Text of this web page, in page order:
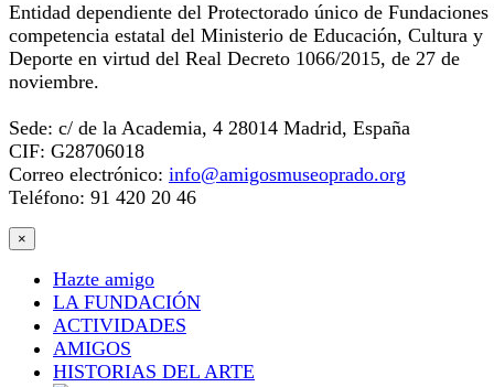
Entidad dependiente del Protectorado único de Fundaciones
competencia estatal del Ministerio de Educación, Cultura y
Deporte en virtud del Real Decreto 1066/2015, de 27 de
noviembre.
Sede: c/ de la Academia, 4 28014 Madrid, España
CIF: G28706018
Correo electrónico: info@amigosmuseoprado.org
Teléfono: 91 420 20 46
×
Hazte amigo
LA FUNDACIÓN
ACTIVIDADES
AMIGOS
HISTORIAS DEL ARTE